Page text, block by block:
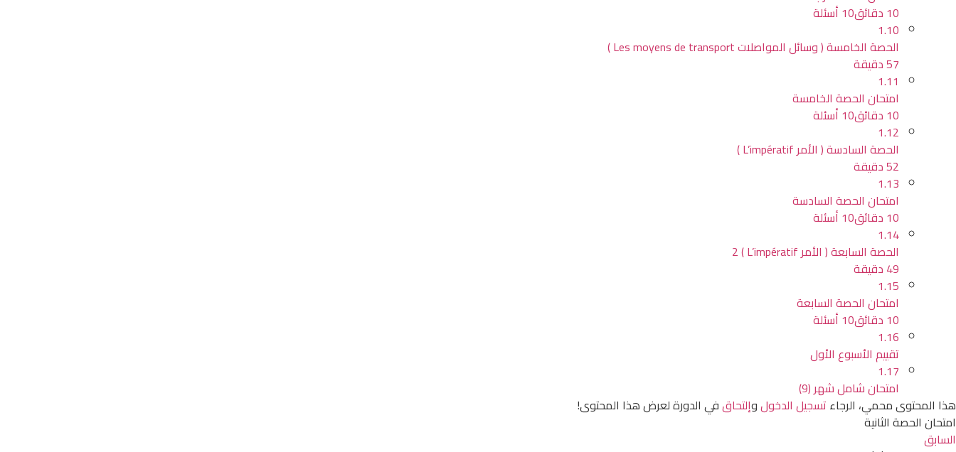
10 دقائق
10 أسئلة
1.10
الحصة الخامسة ( وسائل المواصلات Les moyens de transport )
57 دقيقة
1.11
امتحان الحصة الخامسة
10 دقائق
10 أسئلة
1.12
الحصة السادسة ( الأمر L’impératif )
52 دقيقة
1.13
امتحان الحصة السادسة
10 دقائق
10 أسئلة
1.14
الحصة السابعة ( الأمر L’impératif ) 2
49 دقيقة
1.15
امتحان الحصة السابعة
10 دقائق
10 أسئلة
1.16
تقييم الأسبوع الأول
1.17
امتحان شامل شهر (9)
هذا المحتوى محمي، الرجاء تسجيل الدخولوإلتحاقفي الدورة لعرض هذا المحتوى!
امتحان الحصة الثانية
السابق